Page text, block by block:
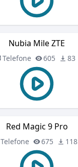
Nubia Mile ZTE
Telefone 605 83
Red Magic 9 Pro
Telefone 675 118